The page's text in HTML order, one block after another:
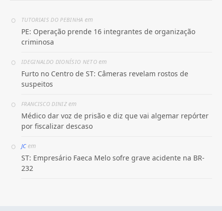
TUTORIAIS DO PEBINHA em
PE: Operação prende 16 integrantes de organização
criminosa
IDEGINALDO DIONÍSIO NETOem
Furto no Centro de ST: Câmeras revelam rostos de
suspeitos
FRANCISCO DINIZem
Médico dar voz de prisão e diz que vai algemar repórter
por fiscalizar descaso
JCem
ST: Empresário Faeca Melo sofre grave acidente na BR-
232